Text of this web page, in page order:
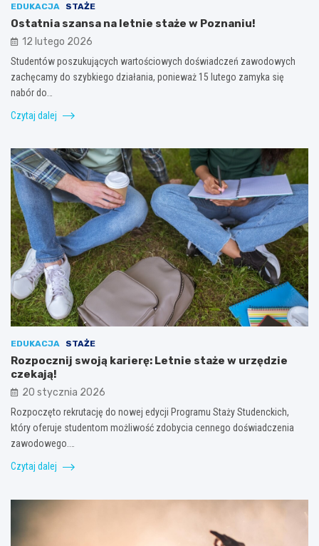
EDUKACJA STAŻE
Ostatnia szansa na letnie staże w Poznaniu!
12 lutego 2026
Studentów poszukujących wartościowych doświadczeń zawodowych
zachęcamy do szybkiego działania, ponieważ 15 lutego zamyka się
nabór do…
Czytaj dalej
EDUKACJA STAŻE
Rozpocznij swoją karierę: Letnie staże w urzędzie
czekają!
20 stycznia 2026
Rozpoczęto rekrutację do nowej edycji Programu Staży Studenckich,
który oferuje studentom możliwość zdobycia cennego doświadczenia
zawodowego.…
Czytaj dalej